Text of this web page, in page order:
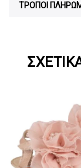
ΤΡΟΠΟΙ